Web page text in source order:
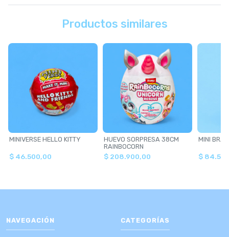
Productos similares
MINIVERSE HELLO KITTY
$ 46.500,00
HUEVO SORPRESA 38CM
RAINBOCORN
$ 208.900,00
MINI
$
NAVEGACIÓN CATEGORÍAS